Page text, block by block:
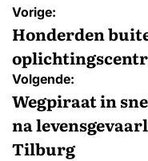
Bericht
navigatie
Vorige:
Honderden
Volgende:
Wegpiraat in
na
Tilburg